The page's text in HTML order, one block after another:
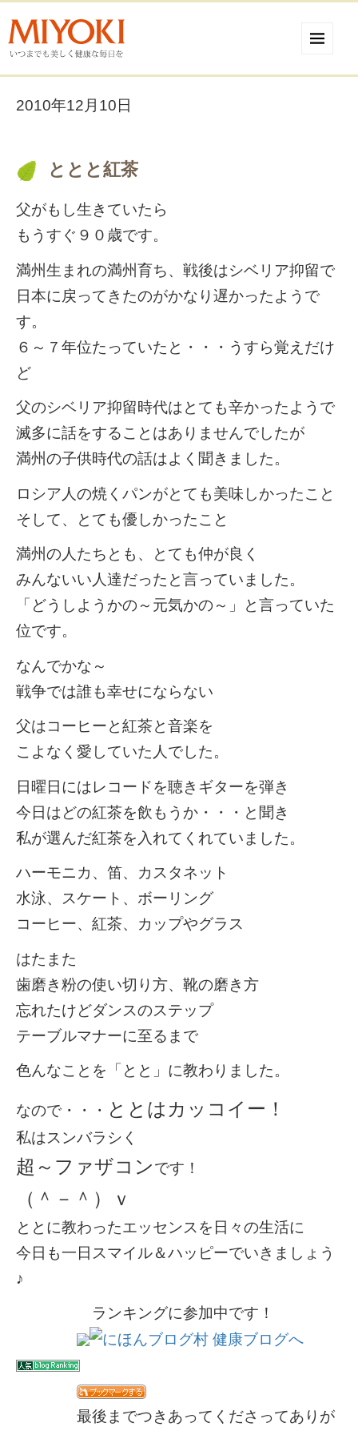
2010年12月10日
ととと紅茶
父がもし生きていたら
もうすぐ９０歳です。
満州生まれの満州育ち、戦後はシベリア抑留で
日本に戻ってきたのがかなり遅かったようで
す。
６～７年位たっていたと・・・うすら覚えだけ
ど
父のシベリア抑留時代はとても辛かったようで
滅多に話をすることはありませんでしたが
満州の子供時代の話はよく聞きました。
ロシア人の焼くパンがとても美味しかったこと
そして、とても優しかったこと
満州の人たちとも、とても仲が良く
みんないい人達だったと言っていました。
「どうしようかの～元気かの～」と言っていた
位です。
なんでかな～
戦争では誰も幸せにならない
父はコーヒーと紅茶と音楽を
こよなく愛していた人でした。
日曜日にはレコードを聴きギターを弾き
今日はどの紅茶を飲もうか・・・と聞き
私が選んだ紅茶を入れてくれていました。
ハーモニカ、笛、カスタネット
水泳、スケート、ボーリング
コーヒー、紅茶、カップやグラス
はたまた
歯磨き粉の使い切り方、靴の磨き方
忘れたけどダンスのステップ
テーブルマナーに至るまで
色んなことを「とと」に教わりました。
なので・・・ ととはカッコイー！
私はスンバラシく
超～ファザコンです！
（＾－＾）ｖ
ととに教わったエッセンスを日々の生活に
今日も一日スマイル＆ハッピーでいきましょう
♪
ランキングに参加中です！
最後までつきあってくださってありが